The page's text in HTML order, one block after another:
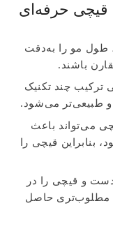
قیچی حرفه‌ای
طول مو را به‌دقت
باشند.
ترکیب چند تکنیک
و طبیعی‌تر می‌شود.
می‌تواند باعث
بنابراین قیچی را
و قیچی را در
مطلوب‌تری حاصل